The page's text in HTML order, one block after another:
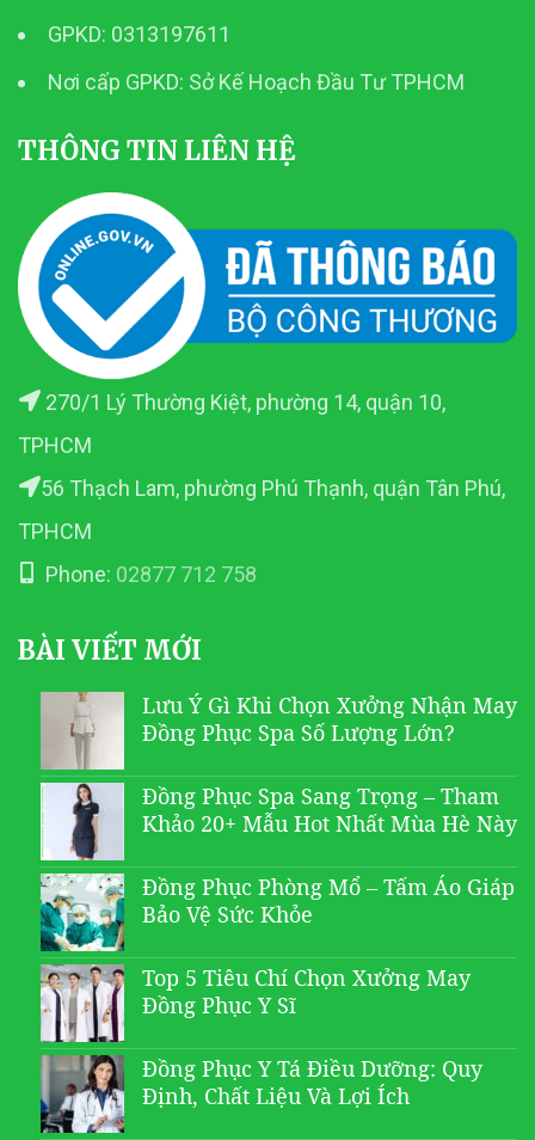
GPKD: 0313197611
Nơi cấp GPKD: Sở Kế Hoạch Đầu Tư TPHCM
THÔNG TIN LIÊN HỆ
270/1 Lý Thường Kiệt, phường 14, quận 10,
TPHCM
56 Thạch Lam, phường Phú Thạnh, quận Tân Phú,
TPHCM
Phone: 02877 712 758
BÀI VIẾT MỚI
Lưu Ý Gì Khi Chọn Xưởng Nhận May
Đồng Phục Spa Số Lượng Lớn?
Đồng Phục Spa Sang Trọng – Tham
Khảo 20+ Mẫu Hot Nhất Mùa Hè Này
Đồng Phục Phòng Mổ – Tấm Áo Giáp
Bảo Vệ Sức Khỏe
Top 5 Tiêu Chí Chọn Xưởng May
Đồng Phục Y Sĩ
Đồng Phục Y Tá Điều Dưỡng: Quy
Định, Chất Liệu Và Lợi Ích